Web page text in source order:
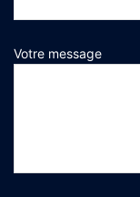
Votre message